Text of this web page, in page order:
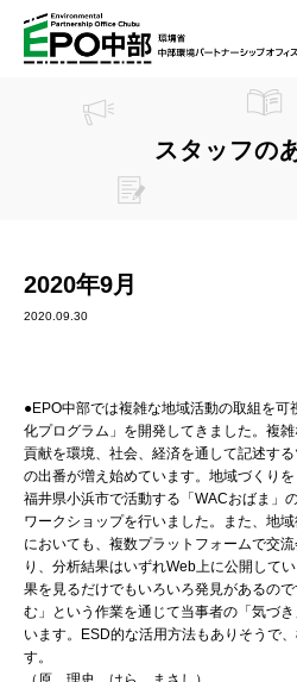
スタッフの
2020年9月
2020.09.30
●EPO中部では複雑な地域活動の取組を
化プログラム」を開発してきました。複
貢献を環境、社会、経済を通して記述す
の出番が増え始めています。地域づくり
福井県小浜市で活動する「WACおばま」
ワークショップを行いました。また、地
においても、複数プラットフォームで交
り、分析結果はいずれWeb上に公開して
果を見るだけでもいろいろ発見があるの
む」という作業を通じて当事者の「気づ
います。ESD的な活用方法もありそうで
す。